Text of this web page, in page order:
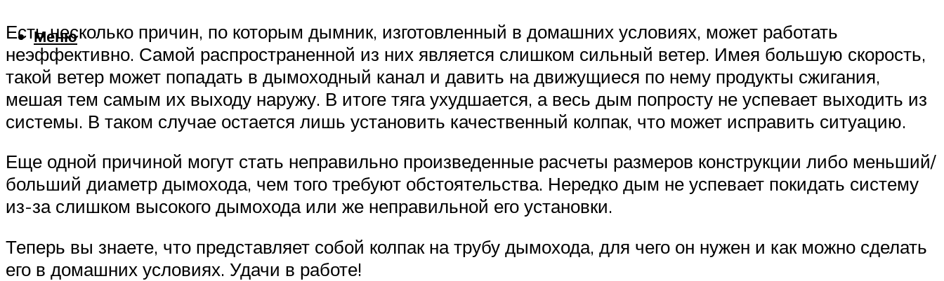
Меню
Есть несколько причин, по которым дымник, изготовленный в домашних условиях, может работать
неэффективно. Самой распространенной из них является слишком сильный ветер. Имея большую скорость,
такой ветер может попадать в дымоходный канал и давить на движущиеся по нему продукты сжигания,
мешая тем самым их выходу наружу. В итоге тяга ухудшается, а весь дым попросту не успевает выходить из
системы. В таком случае остается лишь установить качественный колпак, что может исправить ситуацию.
Еще одной причиной могут стать неправильно произведенные расчеты размеров конструкции либо меньший/
больший диаметр дымохода, чем того требуют обстоятельства. Нередко дым не успевает покидать систему
из-за слишком высокого дымохода или же неправильной его установки.
Теперь вы знаете, что представляет собой колпак на трубу дымохода, для чего он нужен и как можно сделать
его в домашних условиях. Удачи в работе!